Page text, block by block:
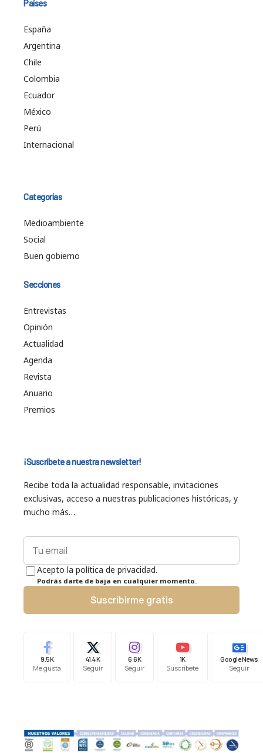
Países
España
Argentina
Chile
Colombia
Ecuador
México
Perú
Internacional
Categorías
Medioambiente
Social
Buen gobierno
Secciones
Entrevistas
Opinión
Actualidad
Agenda
Revista
Anuario
Premios
¡Suscríbete a nuestra newsletter!
Recibe toda la actualidad responsable, invitaciones
exclusivas, acceso a nuestras publicaciones históricas, y
mucho más…
Acepto la política de privacidad.
Podrás darte de baja en cualquier momento.
Suscribirme gratis
9.5K
Me gusta
41.4K
Seguir
6.6K
Seguir
1K
Suscríbete
Google News
Seguir